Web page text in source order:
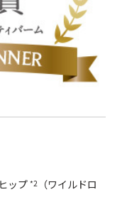
ップ*2
（ワイルドロ